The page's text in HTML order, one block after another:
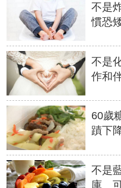
不是
慣恐
不是
作和
60歲
蹟下
不是
庫